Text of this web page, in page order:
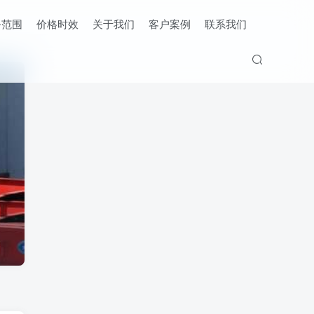
围 价格时效 关于我们 客户案例 联系我们